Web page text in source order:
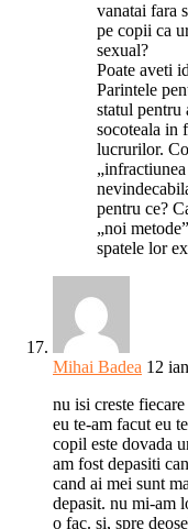
vanatai fara
pe copii ca
sexual?
Poate aveti
Parintele
statul pentru
socoteala in
lucrurilor.
pentru ce?
„noi
spatele lor
Mihai Badea 12
nu isi creste
eu te-am facut eu
copil este dovada
am fost depasiti
cand ai mei sunt
depasit. nu mi-am
o fac. si, spre